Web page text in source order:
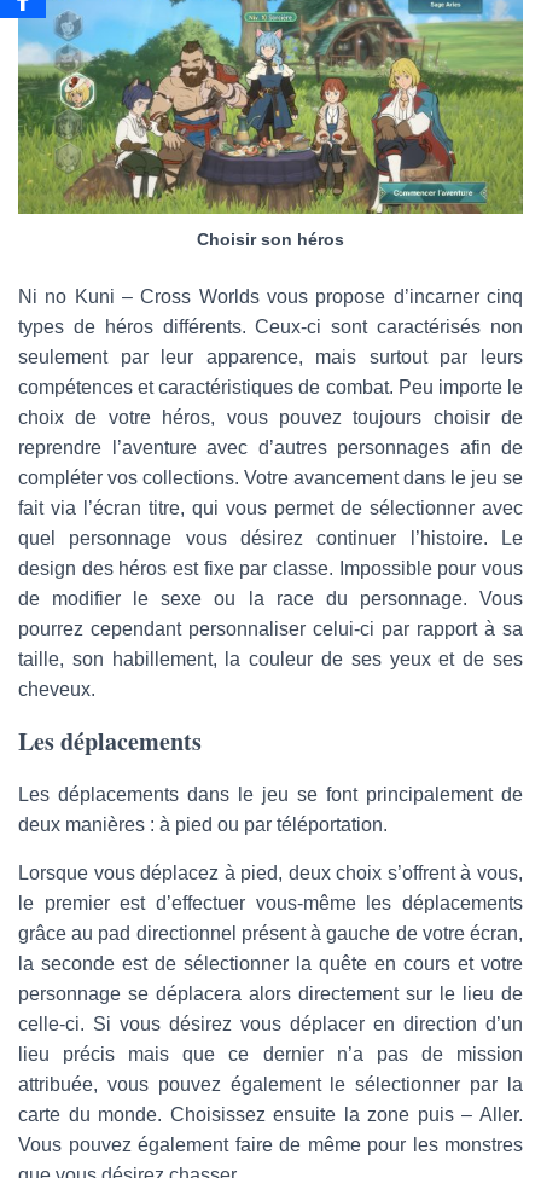
Choisir son héros
Ni no Kuni – Cross Worlds vous propose d’incarner cinq
types de héros différents. Ceux-ci sont caractérisés non
seulement par leur apparence, mais surtout par leurs
compétences et caractéristiques de combat. Peu importe le
choix de votre héros, vous pouvez toujours choisir de
reprendre l’aventure avec d’autres personnages afin de
compléter vos collections. Votre avancement dans le jeu se
fait via l’écran titre, qui vous permet de sélectionner avec
quel personnage vous désirez continuer l’histoire. Le
design des héros est fixe par classe. Impossible pour vous
de modifier le sexe ou la race du personnage. Vous
pourrez cependant personnaliser celui-ci par rapport à sa
taille, son habillement, la couleur de ses yeux et de ses
cheveux.
Les déplacements
Les déplacements dans le jeu se font principalement de
deux manières : à pied ou par téléportation.
Lorsque vous déplacez à pied, deux choix s’offrent à vous,
le premier est d’effectuer vous-même les déplacements
grâce au pad directionnel présent à gauche de votre écran,
la seconde est de sélectionner la quête en cours et votre
personnage se déplacera alors directement sur le lieu de
celle-ci. Si vous désirez vous déplacer en direction d’un
lieu précis mais que ce dernier n’a pas de mission
attribuée, vous pouvez également le sélectionner par la
carte du monde. Choisissez ensuite la zone puis – Aller.
Vous pouvez également faire de même pour les monstres